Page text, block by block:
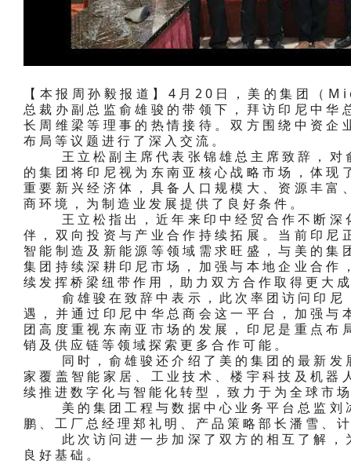
【本报周孙毅报道】4月20日，美的集团（
总裁办副总监俞雄骏的带领下，拜访印尼中
长周维梁等理事的热情接待。双方围绕中资
布局等议题进行了深入交流。
王立松副主席代表张锦雄总主席致辞，对
的集团将印尼视为东南亚核心战略市场，体
重要新兴经济体，具备人口规模大、资源丰
商环境，为制造业发展提供了良好条件。
王立松指出，近年来印中经贸合作不断深
伴，双向投资与产业合作持续拓展。当前印
智能制造及新能源等领域需求旺盛，与美的
集团持续深耕印尼市场，加强与本地企业合
续发挥桥梁纽带作用，助力双方合作取得更大
俞雄骏在致辞中表示，此次率团访问印尼
遇，并通过印尼中华总商会这一平台，加强
团高度重视东南亚市场的发展，印尼是重点
销及供应链等领域探索更多合作可能。
同时，俞雄骏还介绍了美的集团的最新发
家覆盖智能家居、工业技术、楼宇科技及机
续推进数字化与智能化转型，致力于为全球市
美的集团工程与数据中心业务平台总监刘
鹏、工厂总经理郑礼明、产品策略部长潘雪、
此次访问进一步加深了双方的相互了解，
良好基础。